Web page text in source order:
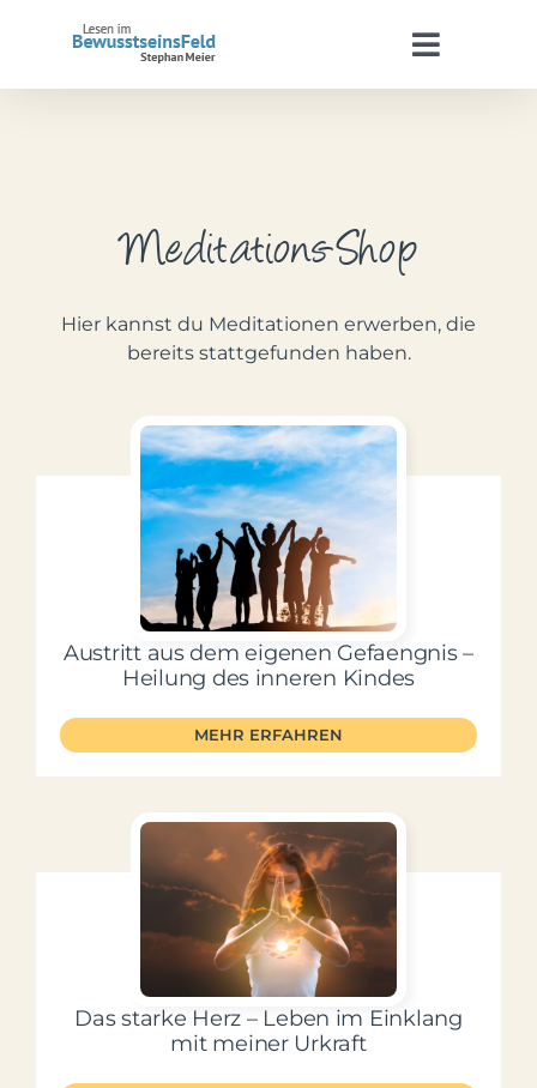
Toggle
BewusstseinsFeld
WooCommerce Warenkorb
Mein Account
Facebook
Instagram
Meditations-Shop
Hier kannst du Meditationen erwerben, die
bereits stattgefunden haben.
Austritt aus dem eigenen Gefaengnis –
Heilung des inneren Kindes
MEHR ERFAHREN
Das starke Herz – Leben im Einklang
mit meiner Urkraft